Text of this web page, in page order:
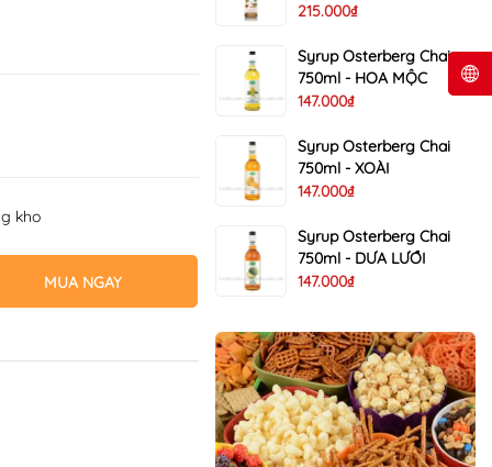
kho
MUA NGAY
215.000₫
Syrup Osterberg Chai
750ml - HOA MỘC
147.000₫
Syrup Osterberg Chai
750ml - XOÀI
147.000₫
Syrup Osterberg Chai
750ml - DƯA LƯỚI
147.000₫